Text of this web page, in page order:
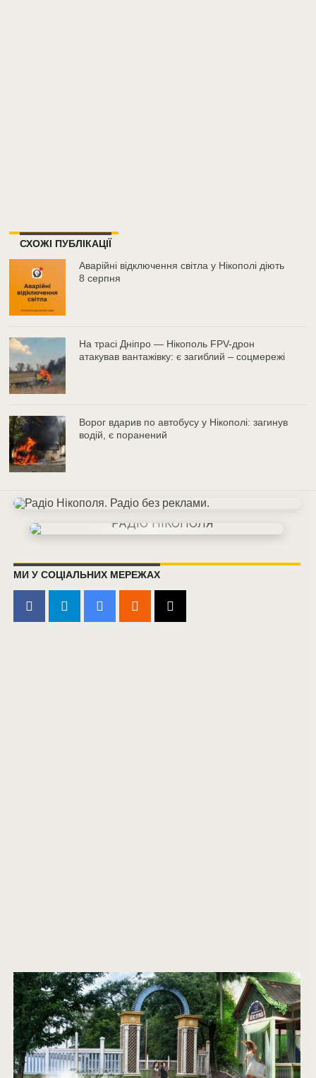
СХОЖІ ПУБЛІКАЦІЇ
Аварійні відключення світла у Нікополі діють
8 серпня
На трасі Дніпро — Нікополь FPV-дрон
атакував вантажівку: є загиблий – соцмережі
Ворог вдарив по автобусу у Нікополі: загинув
водій, є поранений
МИ У СОЦІАЛЬНИХ МЕРЕЖАХ